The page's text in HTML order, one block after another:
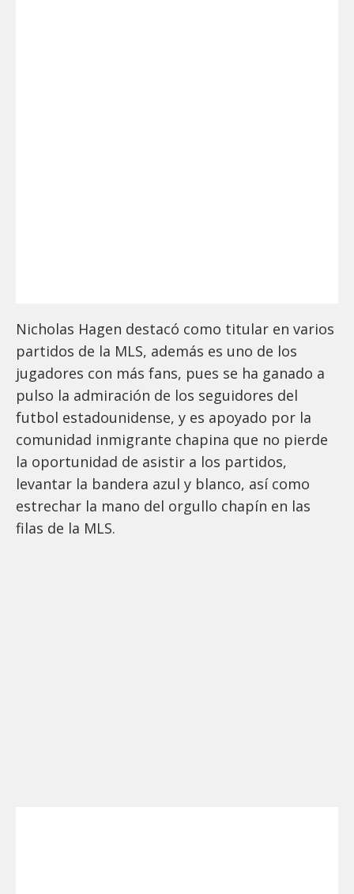
Nicholas Hagen destacó como titular en varios
partidos de la MLS, además es uno de los
jugadores con más fans, pues se ha ganado a
pulso la admiración de los seguidores del
futbol estadounidense, y es apoyado por la
comunidad inmigrante chapina que no pierde
la oportunidad de asistir a los partidos,
levantar la bandera azul y blanco, así como
estrechar la mano del orgullo chapín en las
filas de la MLS.